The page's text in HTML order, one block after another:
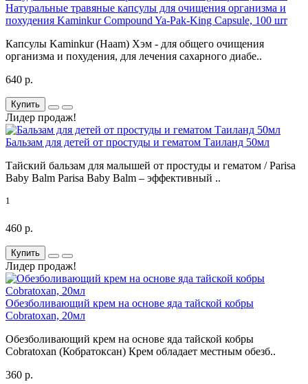
Натуральные травяные капсулы для очищения организма и
похудения Kaminkur Compound Ya-Pak-King Capsule, 100 шт
Капсулы Kaminkur (Haam) Хэм - для общего очищения
организма и похудения, для лечения сахарного диабе..
640 р.
Купить
Лидер продаж!
Бальзам для детей от простуды и гематом Таиланд 50мл
Тайский бальзам для малышей от простуды и гематом / Parisa
Baby Balm Parisa Baby Balm – эффективный ..
1
460 р.
Купить
Лидер продаж!
Обезболивающий крем на основе яда тайской кобры
Cobratoxan, 20мл
Обезболивающий крем на основе яда тайской кобры
Cobratoxan (Кобратоксан) Крем обладает местным обезб..
360 р.